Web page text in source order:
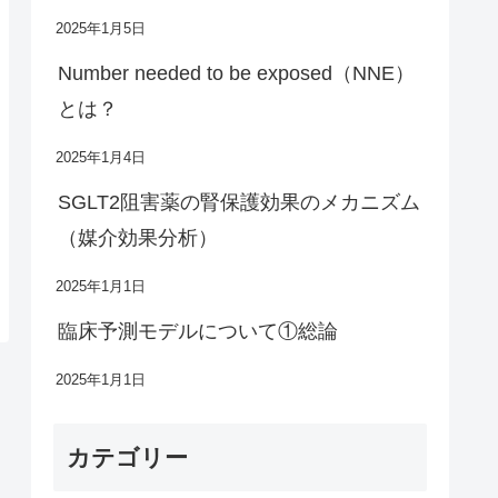
2025年1月5日
Number needed to be exposed（NNE）
とは？
2025年1月4日
SGLT2阻害薬の腎保護効果のメカニズム
（媒介効果分析）
2025年1月1日
臨床予測モデルについて①総論
2025年1月1日
カテゴリー